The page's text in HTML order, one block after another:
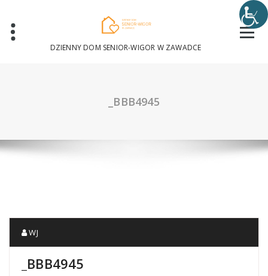
content
DZIENNY DOM SENIOR-WIGOR W ZAWADCE
_BBB4945
WJ
_BBB4945